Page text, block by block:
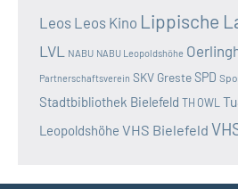
Leos Leos Kino Lippische
LVL NABU NABU Leopoldshöhe
Partnerschaftsverein SKV GresteSPD
Stadtbibliothek Bielefeld TH OWL
Leopoldshöhe VHS Bielefeld